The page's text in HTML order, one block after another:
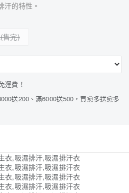
汗的特性。
運費！
送200、滿6000送500，買愈多送愈多